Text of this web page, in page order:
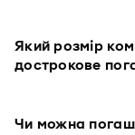
Який розмір
дострокове
Чи можна